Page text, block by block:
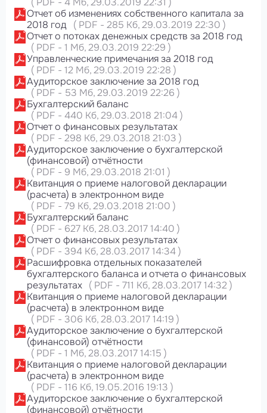
Отчет об изменениях собственного капитала за
2018 год ( PDF - 285 Кб, 29.03.2019 22:30 )
Отчет о потоках денежных средств за 2018 год
( PDF - 1 Мб, 29.03.2019 22:29 )
Управленческие примечания за 2018 год
( PDF - 12 Мб, 29.03.2019 22:28 )
Аудиторское заключение за 2018 год
( PDF - 53 Мб, 29.03.2019 22:26 )
Бухгалтерский баланс
( PDF - 440 Кб, 29.03.2018 21:04)
Отчет о финансовых результатах
( PDF - 298 Кб, 29.03.2018 21:03 )
Аудиторское заключение о бухгалтерской
(финансовой) отчётности
( PDF - 9 Мб, 29.03.2018 21:01 )
Квитанция о приеме налоговой декларации
(расчета) в электронном виде
( PDF - 79 Кб, 29.03.2018 21:00 )
Бухгалтерский баланс
( PDF - 627 Кб, 28.03.2017 14:40 )
Отчет о финансовых результатах
( PDF - 394 Кб, 28.03.2017 14:34)
Расшифровка отдельных показателей
бухгалтерского баланса и отчета о финансовых
результатах ( PDF - 711 Кб, 28.03.2017 14:32 )
Квитанция о приеме налоговой декларации
(расчета) в электронном виде
( PDF - 306 Кб, 28.03.2017 14:19 )
Аудиторское заключение о бухгалтерской
(финансовой) отчётности
( PDF - 1 Мб, 28.03.2017 14:15 )
Квитанция о приеме налоговой декларации
(расчета) в электронном виде
( PDF - 116 Кб, 19.05.2016 19:13 )
Аудиторское заключение о бухгалтерской
(финансовой) отчётности